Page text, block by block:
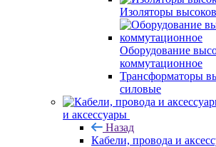
Изоляторы
Оборудование
коммутационное
Трансформаторы
силовые
и аксессуары
Назад
Кабели, провода и